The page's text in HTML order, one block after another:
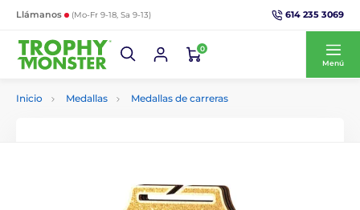
Llámanos (Mo-Fr 9-18, Sa 9-13) 614 235 3069
0
Menú
Inicio Medallas Medallas de carreras